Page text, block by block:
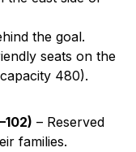
the goal.
seats on the
480).
– Reserved
families.